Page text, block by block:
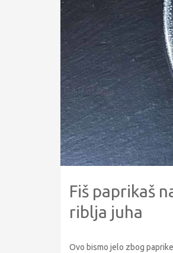
Fiš paprikaš
riblja juha
Ovo bismo jelo zbog